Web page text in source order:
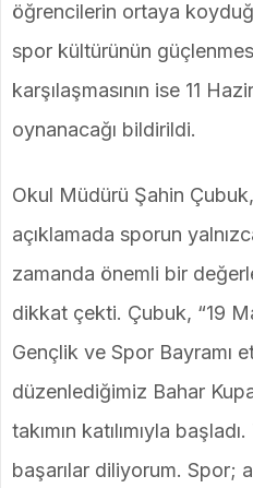
öğrencilerin ortaya
spor kültürünün
karşılaşmasının ise 11
oynanacağı bildirildi.
Okul Müdürü Şahin
açıklamada sporun
zamanda önemli bir
dikkat çekti. Çubuk, “19
Gençlik ve Spor Bayramı
düzenlediğimiz Bahar
takımın katılımıyla
başarılar diliyorum. Spor;